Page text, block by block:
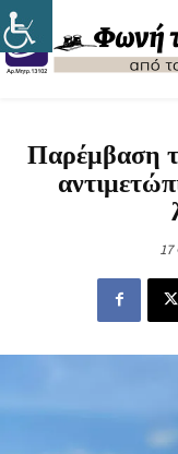
Παρέμβαση
17